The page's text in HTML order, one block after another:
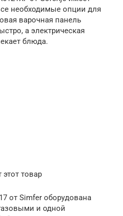
необходимые опции для
варочная панель
а электрическая
блюда.
товар
от Simfer оборудована
и одной